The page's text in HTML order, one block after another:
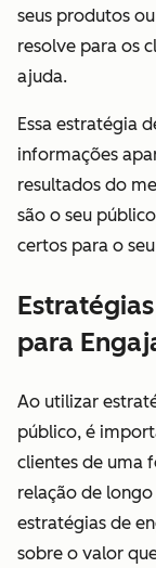
seus produtos
resolve para os
ajuda.
Essa estratégia
informações
resultados do
são o seu
certos para o
para
Ao utilizar
público, é
clientes de uma
relação de
estratégias de
sobre o valor